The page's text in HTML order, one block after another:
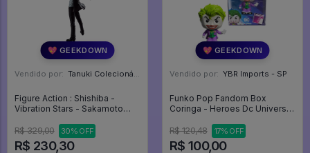
💖 GEEKDOWN
Vendido por: Tanuki Colecionáveis - SP
Figure Action : Shishiba -
Vibration Stars - Sakamoto
R$ 329,00
30% OFF
R$ 230,30
💖 GEEKDOWN
Vendido por: YBR Imports - SP
Funko Pop Fandom Box
Coringa - Heroes Dc Universe
R$ 120,48
17% OFF
R$ 100,00